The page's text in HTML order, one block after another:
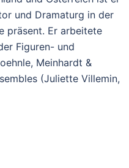
und Dramaturg in der
präsent. Er arbeitete
Figuren- und
Meinhardt &
(Juliette Villemin,